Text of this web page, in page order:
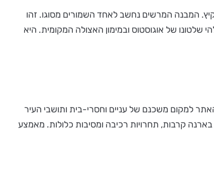
המבנה המרשים נחשב לאחד השמורים מסוגו. זהו
לספירה מחוץ לחומות העיר, בשלהי שלטונו של אוגוסטוס ובמימון האצולה המקומית. היא
האתר למקום משכנם של עניים וחסרי-בית ותושבי העיר
הבאות נחוגו בארנה קרבות, תחרויות רכיבה ומסיבות כלולות. מאמצע